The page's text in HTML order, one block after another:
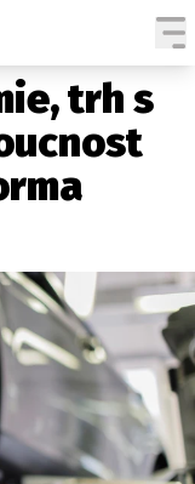
trh s